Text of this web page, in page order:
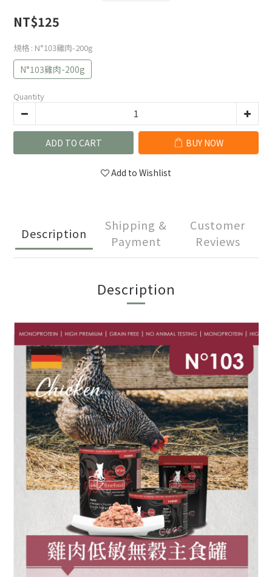
NT$125
規格 : N°103雞肉-200g
N°103雞肉-200g
Quantity
ADD TO CART BUY NOW
Add to Wishlist
Description
Shipping &
Payment
Customer
Reviews
Description